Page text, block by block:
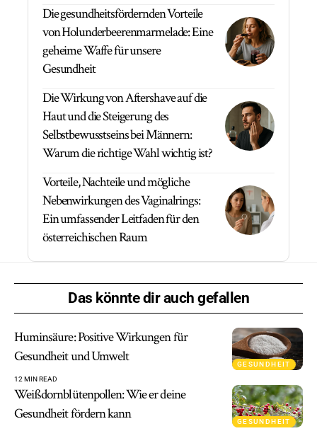
Die gesundheitsfördernden Vorteile
von Holunderbeerenmarmelade: Eine
geheime Waffe für unsere
Gesundheit
Die Wirkung von Aftershave auf die
Haut und die Steigerung des
Selbstbewusstseins bei Männern:
Warum die richtige Wahl wichtig ist?
Vorteile, Nachteile und mögliche
Nebenwirkungen des Vaginalrings:
Ein umfassender Leitfaden für den
österreichischen Raum
Das könnte dir auch gefallen
GESUNDHEIT
Huminsäure: Positive Wirkungen für
Gesundheit und Umwelt
12 MIN READ
GESUNDHEIT
Weißdornblütenpollen: Wie er deine
Gesundheit fördern kann